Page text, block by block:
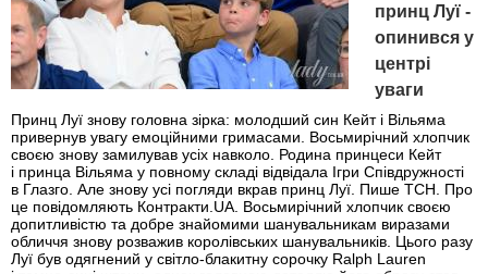
принц Луї -
опинився у
центрі
уваги
Принц Луї знову головна зірка: молодший син Кейт і Вільяма
привернув увагу емоційними гримасами. Восьмирічний хлопчик
своєю знову замилував усіх навколо. Родина принцеси Кейт
і принца Вільяма у повному складі відвідала Ігри Співдружності
в Глазго. Але знову усі погляди вкрав принц Луї. Пише ТСН. Про
це повідомляють Контракти.UA. Восьмирічний хлопчик своєю
допитливістю та добре знайомими шанувальникам виразами
обличчя знову розважив королівських шанувальників. Цього разу
Луї був одягнений у світло-блакитну сорочку Ralph Lauren